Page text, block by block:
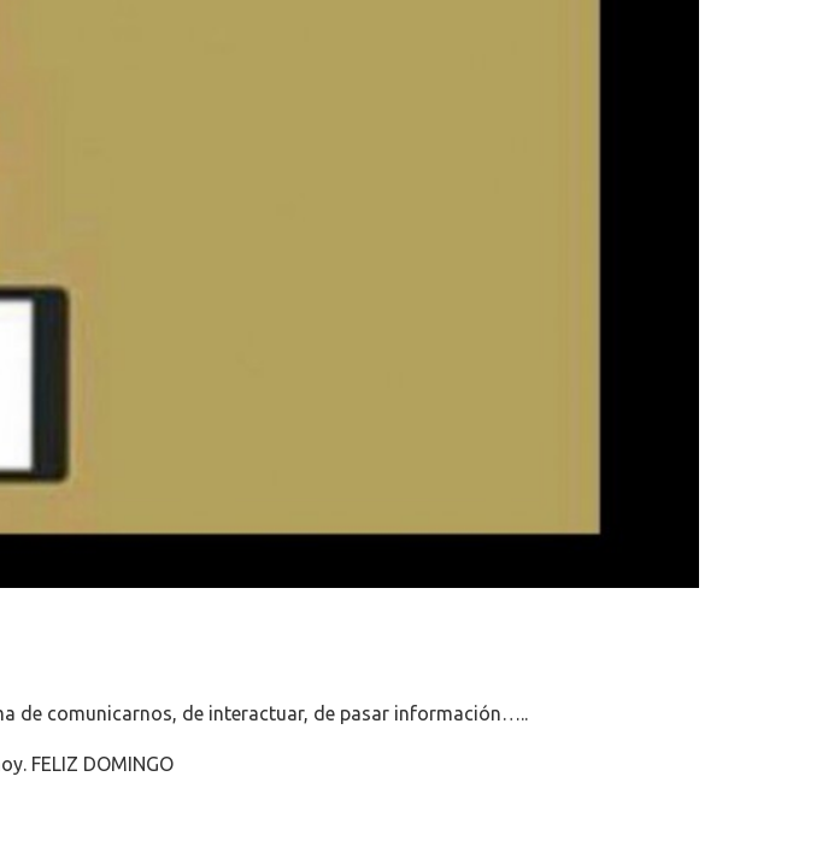
de comunicarnos, de interactuar, de pasar información…..
FELIZ DOMINGO